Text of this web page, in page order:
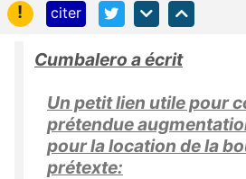
!
citer
Cumbalero a écrit
Un petit lien utile pour
prétendue
pour la location de la
prétexte: